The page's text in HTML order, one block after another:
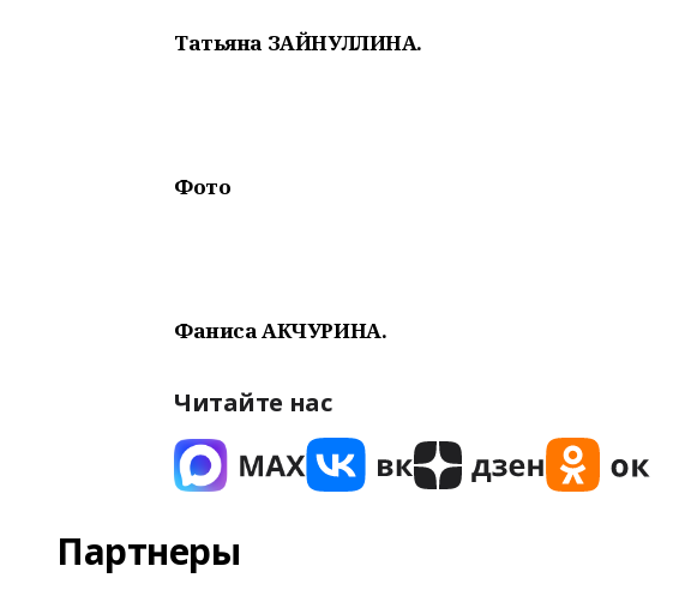
Татьяна ЗАЙНУЛЛИНА.
Фото
Фаниса АКЧУРИНА.
Читайте нас
Партнеры